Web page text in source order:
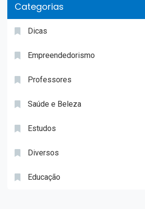
Categorias
Dicas
Empreendedorismo
Professores
Saúde e Beleza
Estudos
Diversos
Educação